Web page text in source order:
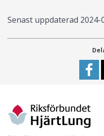
Senast uppdaterad 2024-